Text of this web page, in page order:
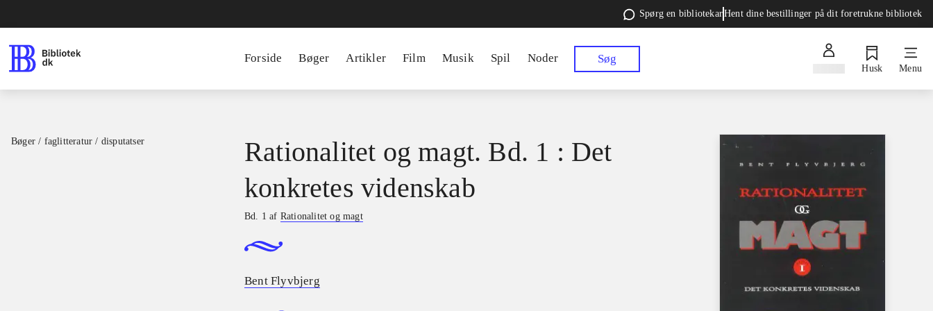
Spørg en bibliotekarHent dine bestillinger på dit foretrukne bibliotek
Forside Bøger Artikler Film Musik Spil Noder Søg
Husk Menu
Bøger / faglitteratur / disputatser
Rationalitet og magt. Bd. 1 : Det
konkretes videnskab
Bd. 1 af Rationalitet og magt
Bent Flyvbjerg